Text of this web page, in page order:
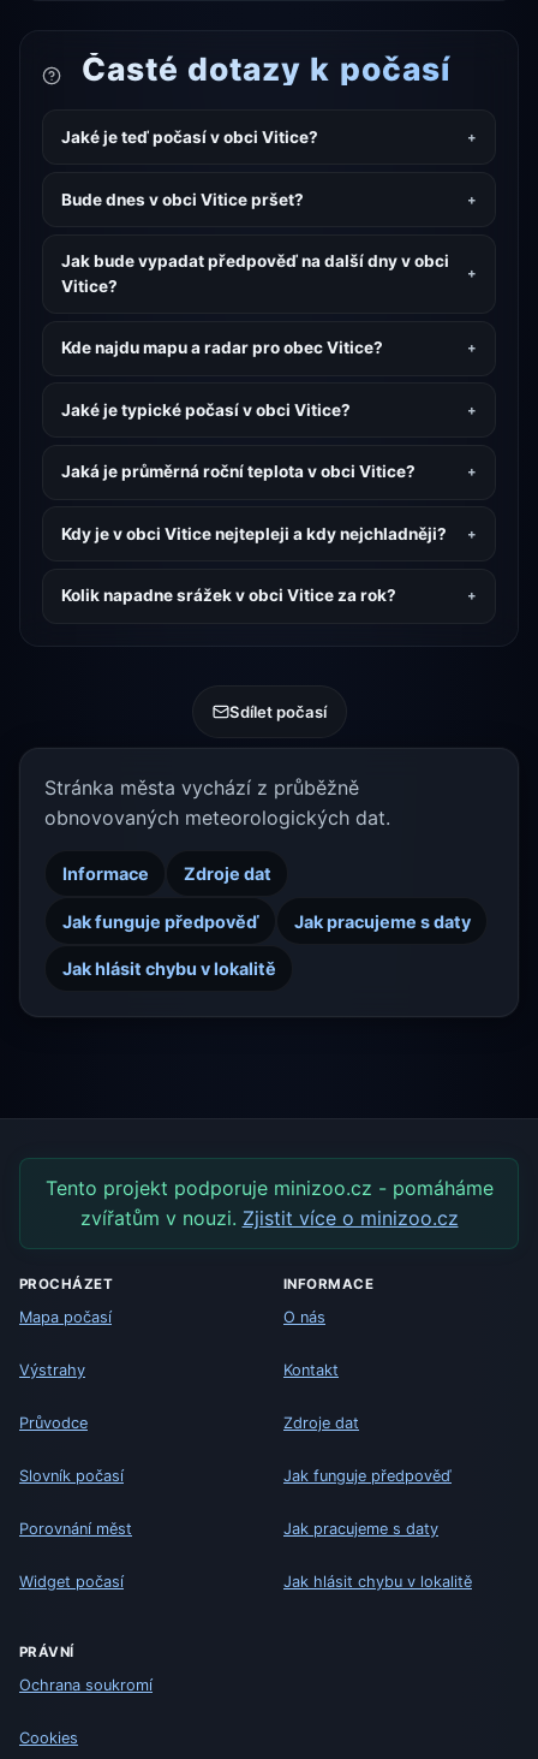
Časté dotazy k počasí
Jaké je teď počasí v obci Vitice?
Bude dnes v obci Vitice pršet?
Jak bude vypadat předpověď na další dny v obci
Vitice?
Kde najdu mapu a radar pro obec Vitice?
Jaké je typické počasí v obci Vitice?
Jaká je průměrná roční teplota v obci Vitice?
Kdy je v obci Vitice nejtepleji a kdy nejchladněji?
Kolik napadne srážek v obci Vitice za rok?
Sdílet počasí
Stránka města vychází z průběžně
obnovovaných meteorologických dat.
Informace Zdroje dat
Jak funguje předpověď Jak pracujeme s daty
Jak hlásit chybu v lokalitě
Tento projekt podporuje minizoo.cz - pomáháme
zvířatům v nouzi. Zjistit více o minizoo.cz
PROCHÁZET
Mapa počasí
Výstrahy
Průvodce
Slovník počasí
Porovnání měst
Widget počasí
INFORMACE
O nás
Kontakt
Zdroje dat
Jak funguje předpověď
Jak pracujeme s daty
Jak hlásit chybu v lokalitě
PRÁVNÍ
Ochrana soukromí
Cookies